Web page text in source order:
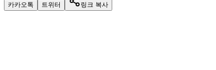
카카오톡 트위터 링크 복사